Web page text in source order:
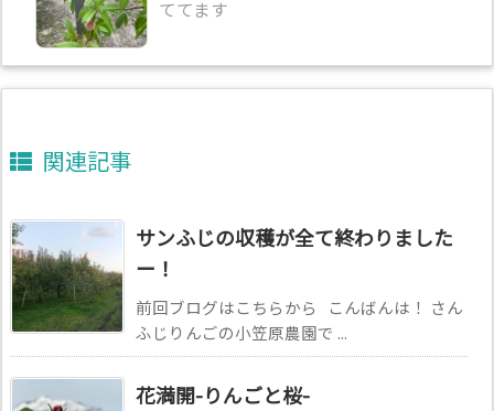
ててます
関連記事
サンふじの収穫が全て終わりました
ー！
前回ブログはこちらから こんばんは！ さん
ふじりんごの小笠原農園で ...
花満開-りんごと桜-